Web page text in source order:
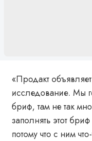
«Продакт
исследование. Мы
бриф, там не так
заполнять этот
потому что с ним